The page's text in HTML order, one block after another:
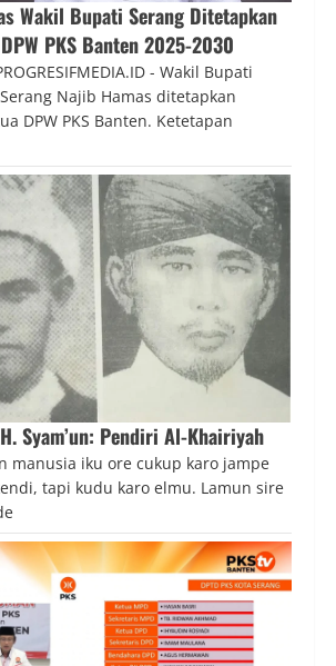
Wakil Bupati Serang Ditetapkan
PKS Banten 2025-2030
- Wakil Bupati
Najib Hamas ditetapkan
DPW PKS Banten. Ketetapan
Syam’un: Pendiri Al-Khairiyah
manusia iku ore cukup karo jampe
tapi kudu karo elmu. Lamun sire